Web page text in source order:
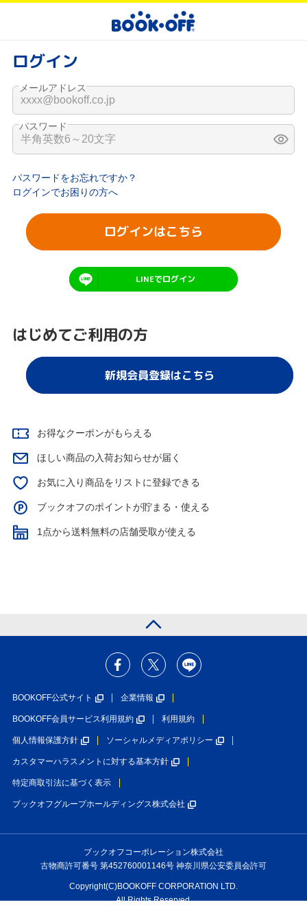
ログイン
メールアドレス
パスワード
ログインはこちら
LINEでログイン
パスワードをお忘れですか？
ログインでお困りの方へ
はじめてご利用の方
新規会員登録はこちら
お得なクーポンがもらえる
ほしい商品の入荷お知らせが届く
お気に入り商品をリストに登録できる
ブックオフのポイントが貯まる・使える
1点から送料無料の店舗受取が使える
BOOKOFF公式サイト 企業情報
BOOKOFF会員サービス利用規約 利用規約
個人情報保護方針 ソーシャルメディアポリシー
カスタマーハラスメントに対する基本方針
特定商取引法に基づく表示
ブックオフグループホールディングス株式会社
ブックオフコーポレーション株式会社
古物商許可番号 第452760001146号 神奈川県公安委員会許可
Copyright(C)BOOKOFF CORPORATION LTD.
All Rights Reserved.